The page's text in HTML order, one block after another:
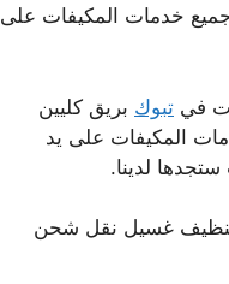
خدمات المكيفات على
في تبوك بريق كليين
المكيفات على يد
لدينا.
تنظيف غسيل نقل شحن